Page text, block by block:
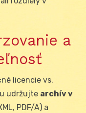
a
licencie vs.
udržujte archív v
PDF/A) a